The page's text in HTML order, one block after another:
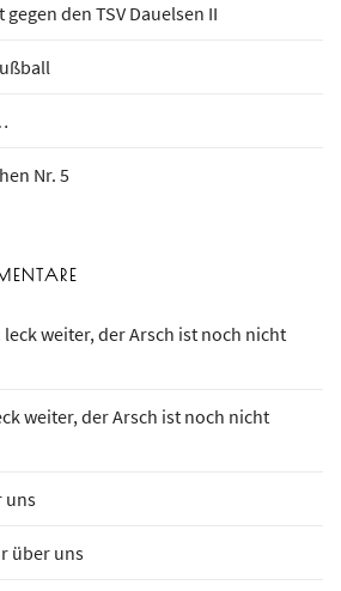
den TSV Dauelsen II
Nr. 5
weiter, der Arsch ist noch nicht
weiter, der Arsch ist noch nicht
uns
über uns